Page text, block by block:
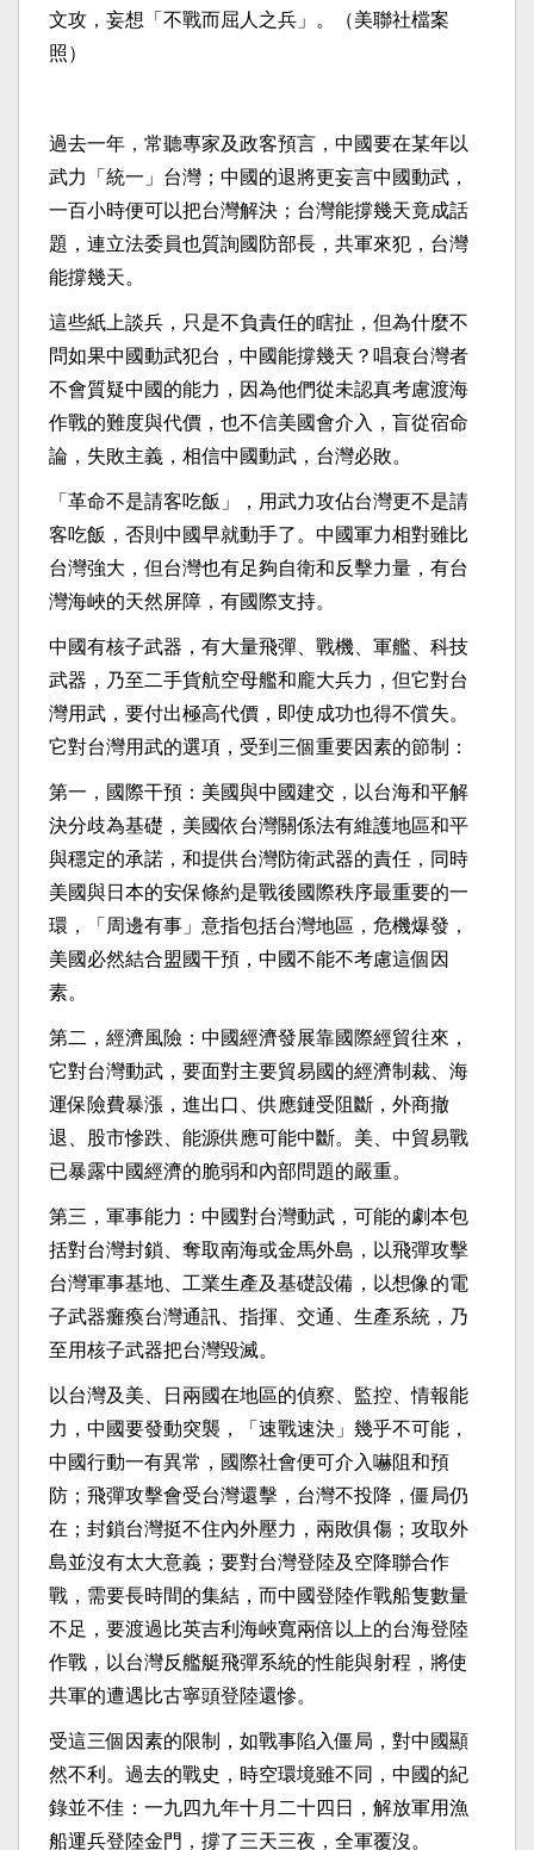
文攻，妄想「不戰而屈人之兵」。（美聯社檔案
照）
過去一年，常聽專家及政客預言，中國要在某年以
武力「統一」台灣；中國的退將更妄言中國動武，
一百小時便可以把台灣解決；台灣能撐幾天竟成話
題，連立法委員也質詢國防部長，共軍來犯，台灣
能撐幾天。
這些紙上談兵，只是不負責任的瞎扯，但為什麼不
問如果中國動武犯台，中國能撐幾天？唱衰台灣者
不會質疑中國的能力，因為他們從未認真考慮渡海
作戰的難度與代價，也不信美國會介入，盲從宿命
論，失敗主義，相信中國動武，台灣必敗。
「革命不是請客吃飯」，用武力攻佔台灣更不是請
客吃飯，否則中國早就動手了。中國軍力相對雖比
台灣強大，但台灣也有足夠自衛和反擊力量，有台
灣海峽的天然屏障，有國際支持。
中國有核子武器，有大量飛彈、戰機、軍艦、科技
武器，乃至二手貨航空母艦和龐大兵力，但它對台
灣用武，要付出極高代價，即使成功也得不償失。
它對台灣用武的選項，受到三個重要因素的節制：
第一，國際干預：美國與中國建交，以台海和平解
決分歧為基礎，美國依台灣關係法有維護地區和平
與穩定的承諾，和提供台灣防衛武器的責任，同時
美國與日本的安保條約是戰後國際秩序最重要的一
環，「周邊有事」意指包括台灣地區，危機爆發，
美國必然結合盟國干預，中國不能不考慮這個因
素。
第二，經濟風險：中國經濟發展靠國際經貿往來，
它對台灣動武，要面對主要貿易國的經濟制裁、海
運保險費暴漲，進出口、供應鏈受阻斷，外商撤
退、股市慘跌、能源供應可能中斷。美、中貿易戰
已暴露中國經濟的脆弱和內部問題的嚴重。
第三，軍事能力：中國對台灣動武，可能的劇本包
括對台灣封鎖、奪取南海或金馬外島，以飛彈攻擊
台灣軍事基地、工業生產及基礎設備，以想像的電
子武器癱瘓台灣通訊、指揮、交通、生產系統，乃
至用核子武器把台灣毀滅。
以台灣及美、日兩國在地區的偵察、監控、情報能
力，中國要發動突襲，「速戰速決」幾乎不可能，
中國行動一有異常，國際社會便可介入嚇阻和預
防；飛彈攻擊會受台灣還擊，台灣不投降，僵局仍
在；封鎖台灣挺不住內外壓力，兩敗俱傷；攻取外
島並沒有太大意義；要對台灣登陸及空降聯合作
戰，需要長時間的集結，而中國登陸作戰船隻數量
不足，要渡過比英吉利海峽寬兩倍以上的台海登陸
作戰，以台灣反艦艇飛彈系統的性能與射程，將使
共軍的遭遇比古寧頭登陸還慘。
受這三個因素的限制，如戰事陷入僵局，對中國顯
然不利。過去的戰史，時空環境雖不同，中國的紀
錄並不佳：一九四九年十月二十四日，解放軍用漁
船運兵登陸金門，撐了三天三夜，全軍覆沒。